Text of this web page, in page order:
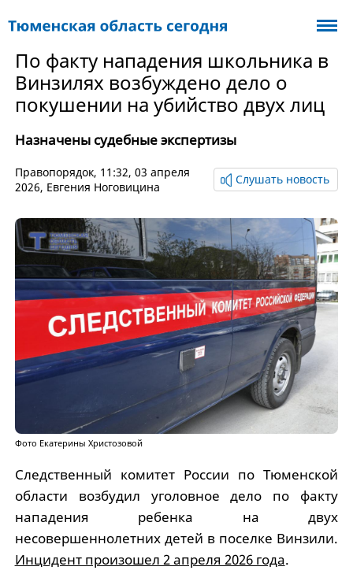
По факту нападения школьника в
Винзилях возбуждено дело о
покушении на убийство двух лиц
Назначены судебные экспертизы
Правопорядок, 11:32, 03 апреля
2026, Евгения Ноговицина
Слушать новость
Фото Екатерины Христозовой
Следственный комитет России по Тюменской
области возбудил уголовное дело по факту
нападения ребенка на двух
несовершеннолетних детей в поселке Винзили.
Инцидент произошел 2 апреля 2026 года.